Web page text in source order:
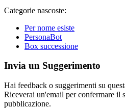
Categorie nascoste:
Per nome esiste
PersonaBot
Box successione
Invia un Suggerimento
Hai feedback o suggerimenti su
Riceverai un'email per confermare il
pubblicazione.